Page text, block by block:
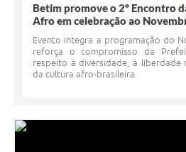
Betim promove o 2º Encontro
Afro em celebração ao
Evento integra a programação do
reforça o compromisso da
respeito à diversidade, à liberdade
da cultura afro-brasileira.